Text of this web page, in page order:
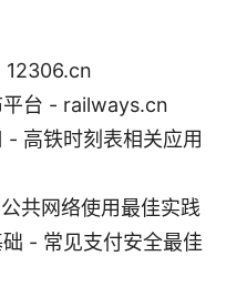
12306.cn
平台 - railways.cn
高铁时刻表相关应用
共网络使用最佳实践
- 常见支付安全最佳